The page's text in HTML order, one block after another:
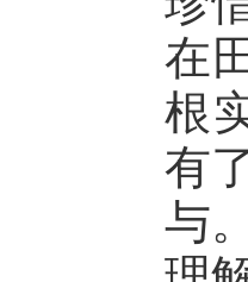
在
根
有
与